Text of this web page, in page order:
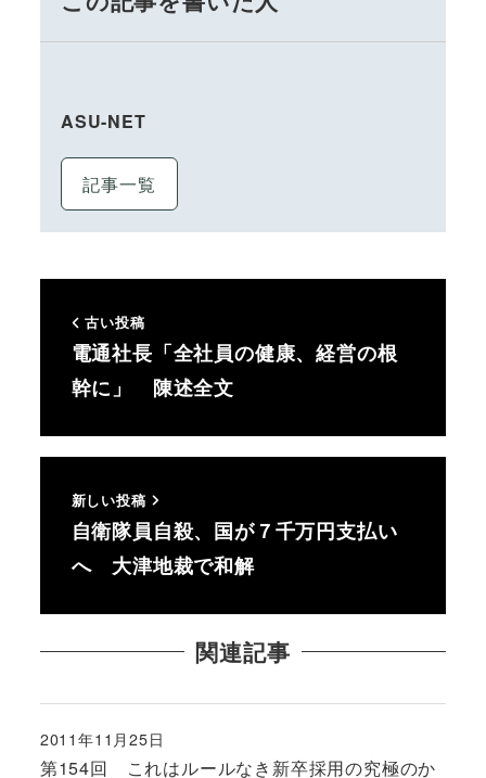
ASU-NET
記事一覧
古い投稿
電通社長「全社員の健康、経営の根
幹に」 陳述全文
新しい投稿
自衛隊員自殺、国が７千万円支払い
へ 大津地裁で和解
関連記事
第154回 これはルールなき新卒採用の究極のか
投稿日
2011年11月25日